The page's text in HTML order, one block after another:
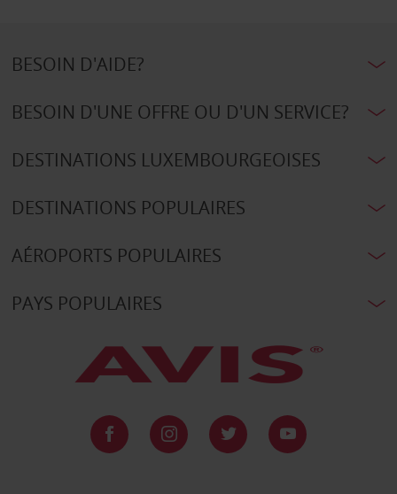
BESOIN D'AIDE?
BESOIN D'UNE OFFRE OU D'UN SERVICE?
DESTINATIONS LUXEMBOURGEOISES
DESTINATIONS POPULAIRES
AÉROPORTS POPULAIRES
PAYS POPULAIRES